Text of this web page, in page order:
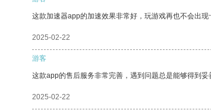
这款加速器app的加速效果非常好，玩游戏再也不会出
2025-02-22
游客
这款app的售后服务非常完善，遇到问题总是能够得到妥
2025-02-22